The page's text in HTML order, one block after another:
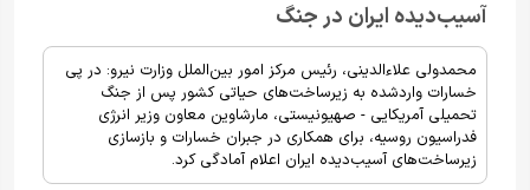
آسیب‌دیده ایران در جنگ
محمدولی علاء‌الدینی، رئیس مرکز امور بین‌الملل وزارت نیرو: در پی
خسارات واردشده به زیرساخت‌های حیاتی کشور پس از جنگ
تحمیلی آمریکایی - صهیونیستی، مارشاوین معاون وزیر انرژی
فدراسیون روسیه، برای همکاری در جبران خسارات و بازسازی
زیرساخت‌های آسیب‌دیده ایران اعلام آمادگی کرد.